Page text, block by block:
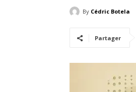
By Cédric Botela
Partager